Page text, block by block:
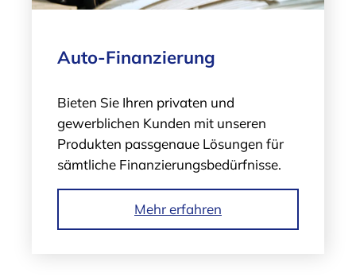
Auto-Finanzierung
Bieten Sie Ihren privaten und
gewerblichen Kunden mit unseren
Produkten passgenaue Lösungen für
sämtliche Finanzierungsbedürfnisse.
Mehr erfahren